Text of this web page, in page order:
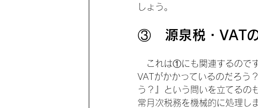
しょう。
③　源泉税・VAT
これは①にも関連するのです
VATがかかっているのだろう
う？』という問いを立てるの
常月次税務を機械的に処理し